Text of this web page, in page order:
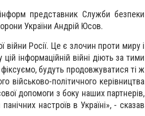
представник Служби безпеки
України Андрій Юсов.
війни Росії. Це є злочин проти миру і
інформаційній війні діють за тими
будуть продовжуватися ті ж
військово-політичного керівництва
допомоги з боку наших партнерів,
настроїв в Україні», - сказав